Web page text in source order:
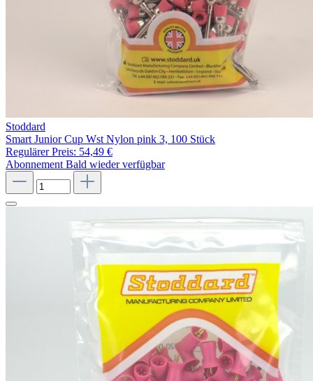
Stoddard
Smart Junior Cup Wst Nylon pink 3, 100 Stück
Regulärer Preis: 54,49 €
Abonnement Bald wieder verfügbar